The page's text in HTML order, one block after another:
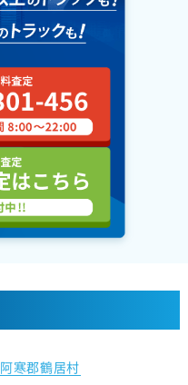
阿寒郡鶴居村